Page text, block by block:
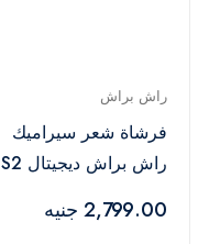
راش براش
فرشاة شعر سيراميك
راش براش ديجيتال S2
درجة - S2 Pentium
2,799.00 جنيه